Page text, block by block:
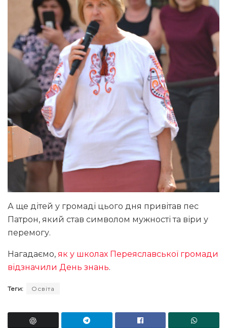
А ще дітей у громаді цього дня привітав пес
Патрон, який став символом мужності та віри у
перемогу.
Нагадаємо, як у школах Переяславської громади
відзначили День знань.
Теги: Освіта